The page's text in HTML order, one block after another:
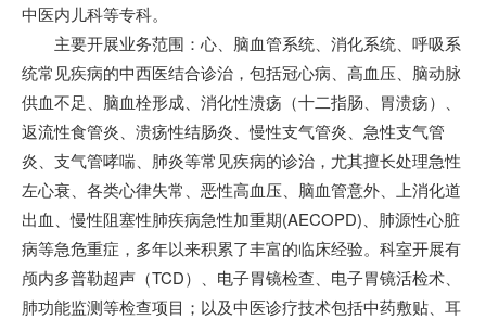
中医内儿科等专科。
主要开展业务范围：心、脑血管系统、消化系统、呼吸系
统常见疾病的中西医结合诊治，包括冠心病、高血压、脑动脉
供血不足、脑血栓形成、消化性溃疡（十二指肠、胃溃疡）、
返流性食管炎、溃疡性结肠炎、慢性支气管炎、急性支气管
炎、支气管哮喘、肺炎等常见疾病的诊治，尤其擅长处理急性
左心衰、各类心律失常、恶性高血压、脑血管意外、上消化道
出血、慢性阻塞性肺疾病急性加重期(AECOPD)、肺源性心脏
病等急危重症，多年以来积累了丰富的临床经验。科室开展有
颅内多普勒超声（TCD）、电子胃镜检查、电子胃镜活检术、
肺功能监测等检查项目；以及中医诊疗技术包括中药敷贴、耳